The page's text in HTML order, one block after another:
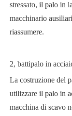
stressato, il palo in
macchinario
riassumere.
2, battipalo in
La costruzione del
utilizzare il palo in
macchina di scavo